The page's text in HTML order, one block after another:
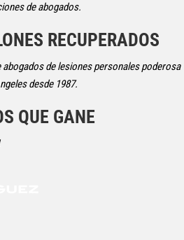
de abogados.
RECUPERADOS
abogados de lesiones personales poderosa
desde 1987.
QUE GANE